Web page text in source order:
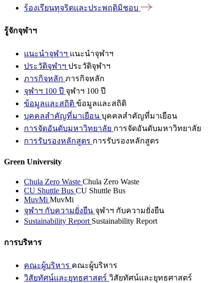
ร้องเรียนทุจริตและประพฤติมิชอบ
รู้จักจุฬาฯ
แนะนำจุฬาฯ แนะนำจุฬาฯ
ประวัติจุฬาฯ ประวัติจุฬาฯ
ภารกิจหลัก ภารกิจหลัก
จุฬาฯ 100 ปี จุฬาฯ 100 ปี
ข้อมูลและสถิติ ข้อมูลและสถิติ
บุคคลสำคัญที่มาเยือน บุคคลสำคัญที่มาเยือน
การจัดอันดับมหาวิทยาลัย การจัดอันดับมหาวิทยาลัย
การรับรองหลักสูตร การรับรองหลักสูตร
Green University
Chula Zero Waste Chula Zero Waste
CU Shuttle Bus CU Shuttle Bus
MuvMi MuvMi
จุฬาฯ กับความยั่งยืน จุฬาฯ กับความยั่งยืน
Sustainability Report Sustainability Report
การบริหาร
คณะผู้บริหาร คณะผู้บริหาร
วิสัยทัศน์และยุทธศาสตร์ วิสัยทัศน์และยุทธศาสตร์